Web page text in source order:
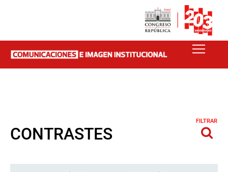
CONTRASTES
FILTRAR